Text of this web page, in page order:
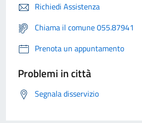
Richiedi Assistenza
Chiama il comune 055.87941
Prenota un appuntamento
Problemi in città
Segnala disservizio